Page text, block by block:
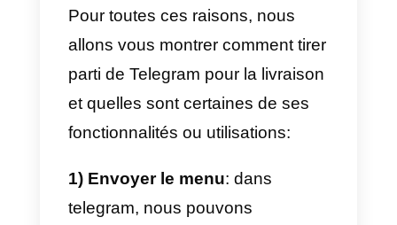
messagerie.
Cela s’explique principalement
par le fait que les applications de
messagerie constituent un canal
direct. Par conséquent, ils
génèrent davantage d’interaction